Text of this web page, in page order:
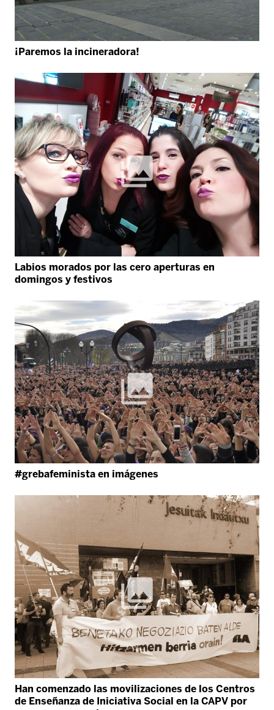
¡Paremos la incineradora!
Labios morados por las cero aperturas en
domingos y festivos
#grebafeminista en imágenes
Han comenzado las movilizaciones de los Centros
de Enseñanza de Iniciativa Social en la CAPV por